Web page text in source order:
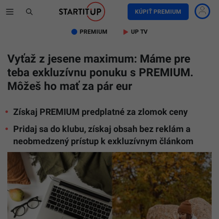
KÚPIŤ PREMIUM
PREMIUM UP TV
Vyťaž z jesene maximum: Máme pre
teba exkluzívnu ponuku s PREMIUM.
Môžeš ho mať za pár eur
Získaj PREMIUM predplatné za zlomok ceny
Pridaj sa do klubu, získaj obsah bez reklám a
neobmedzený prístup k exkluzívnym článkom